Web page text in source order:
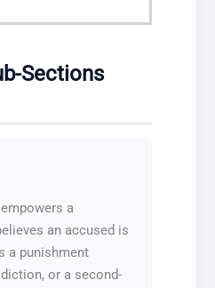
Sections
a
an accused is
a punishment
or a second-